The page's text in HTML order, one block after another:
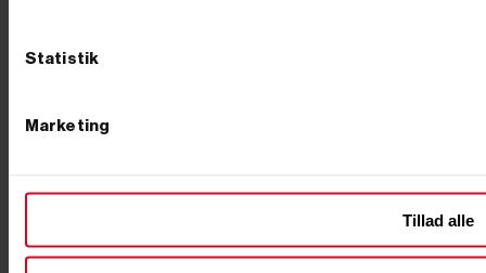
Statistik
Marketing
Tillad alle
moment fra anerkendte dieselmotorer. Skal maskinen
har du brug for en enkel, fleksibel løsning til de mindre
og støjfrit, benzin til det lette og fleksible. Størrelse og
små maskiner omkring 500 kg til modeller på op mod
2 ton. Skal du bare grave i egen have, kan du klare dig